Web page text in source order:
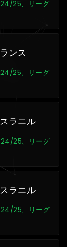
25、リーグ
ンス
25、リーグ
ラエル
25、リーグ
ラエル
25、リーグ